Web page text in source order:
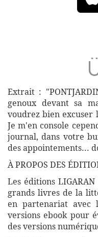
Extrait :
genoux devant sa
voudrez bien excuser
Je m'en console
journal, dans votre
des appointements...
À PROPOS DES
Les éditions
grands livres de la
en partenariat avec
versions ebook pour
des versions